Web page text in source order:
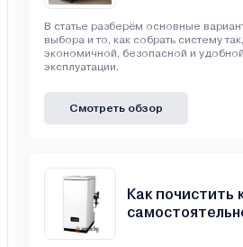
В статье разберём основные
выбора и то, как собрать систему
экономичной, безопасной и
эксплуатации.
Смотреть обзор
Как почистить